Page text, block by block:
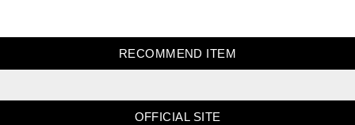
RECOMMEND ITEM
OFFICIAL SITE